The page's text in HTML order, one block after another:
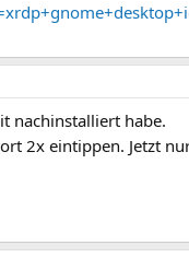
nachinstalliert habe.
2x eintippen. Jetzt